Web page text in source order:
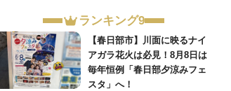
ランキング9
【春日部市】川面に映るナイ
アガラ花火は必見！8月8日は
毎年恒例「春日部夕涼みフェ
スタ」へ！